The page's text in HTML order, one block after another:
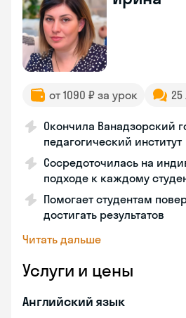
от 1090 ₽ за урок 25
Окончила Ванадзорский
педагогический институт
Сосредоточилась на
подходе к каждому
Помогает студентам
достигать результатов
Читать дальше
Услуги и цены
Английский язык